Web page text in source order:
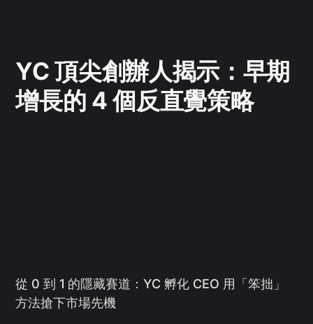
YC 頂尖創辦人揭示：早期
增長的 4 個反直覺策略
從 0 到 1 的隱藏賽道：YC 孵化 CEO 用「笨拙」
方法搶下市場先機